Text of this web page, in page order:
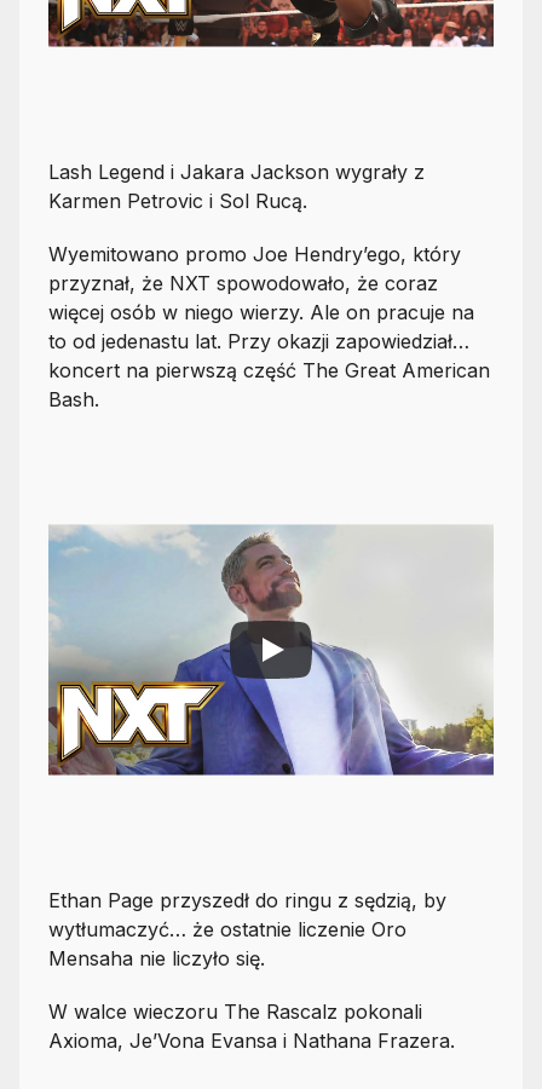
Lash Legend i Jakara Jackson wygrały z
Karmen Petrovic i Sol Rucą.
Wyemitowano promo Joe Hendry’ego, który
przyznał, że NXT spowodowało, że coraz
więcej osób w niego wierzy. Ale on pracuje na
to od jedenastu lat. Przy okazji zapowiedział…
koncert na pierwszą część The Great American
Bash.
Ethan Page przyszedł do ringu z sędzią, by
wytłumaczyć… że ostatnie liczenie Oro
Mensaha nie liczyło się.
W walce wieczoru The Rascalz pokonali
Axioma, Je’Vona Evansa i Nathana Frazera.